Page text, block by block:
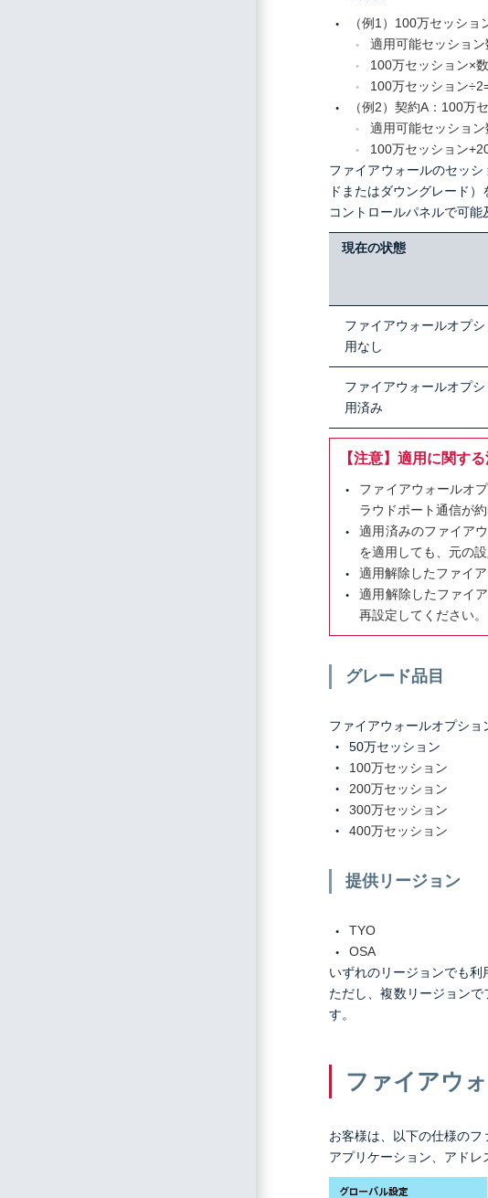
（例1）100万セッシ
適用可能セッショ
100万セッション×
100万セッション
（例2）契約A：100万
適用可能セッショ
100万セッション
ファイアウォールのセッ
ドまたはダウングレード）
コントロールパネルで可能
現在の状態
ファイアウォールオプシ
用なし
ファイアウォールオプシ
用済み
【注意】適用に関す
ファイアウォールオ
ラウドポート通信が
適用済みのファイア
を適用しても、元の
適用解除したファイ
適用解除したファイ
再設定してください。
グレード品目
ファイアウォールオプショ
50万セッション
100万セッション
200万セッション
300万セッション
400万セッション
提供リージョン
TYO
OSA
いずれのリージョンでも利
ただし、複数リージョン
す。
ファイアウ
お客様は、以下の仕様のフ
アプリケーション、アドレ